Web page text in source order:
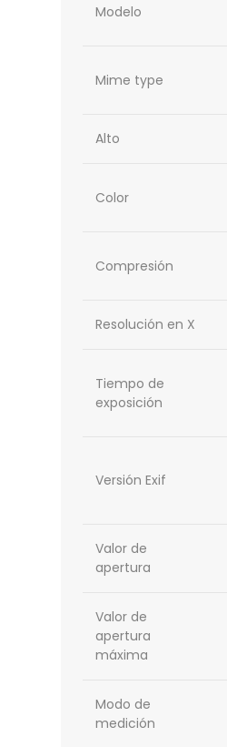
Modelo
Mime type
Alto
Color
Compresión
Resolución en X
Tiempo de
exposición
Versión Exif
Valor de
apertura
Valor de
apertura
máxima
Modo de
medición